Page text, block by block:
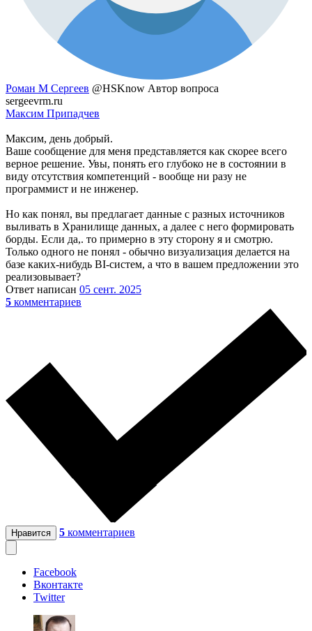
Роман М Сергеев @HSKnow Автор вопроса
sergeevrm.ru
Максим Припадчев
Максим, день добрый.
Ваше сообщение для меня представляется как скорее всего
верное решение. Увы, понять его глубоко не в состоянии в
виду отсутствия компетенций - вообще ни разу не
программист и не инженер.
Но как понял, вы предлагает данные с разных источников
выливать в Хранилище данных, а далее с него формировать
борды. Если да,. то примерно в эту сторону я и смотрю.
Только одного не понял - обычно визуализация делается на
базе каких-нибудь BI-систем, а что в вашем предложении это
реализовывает?
Ответ написан 05 сент. 2025
5 комментариев
Нравится 5 комментариев
Facebook
Вконтакте
Twitter